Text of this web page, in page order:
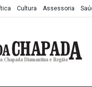
Cultura Assessoria